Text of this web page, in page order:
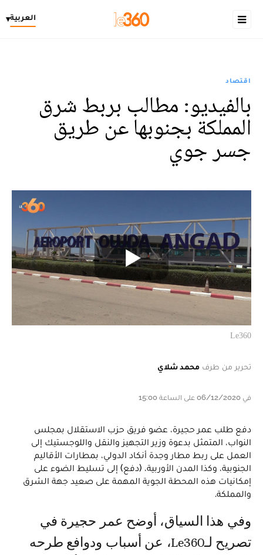
العربية▾
اقتصاد
بالفيديو: مطالب بربط شرق
المملكة بجنوبها عن طريق
جسر جوي
Le360
تحرير من طرف محمد شلاي
في 06/12/2020 على الساعة 15:00
دفع طلب عمر حجيرة، عضو فريق حزب الاستقلال بمجلس
النواب، المتمثل بدعوة وزير التجهيز والنقل واللوجستيك إلى
العمل على ربط مطار وجدة أنكاد الدولي، بمطارات الأقاليم
الجنوبية، وكذا المدن الأوربية، (دفع) إلى تسليط الضوء على
إمكانيات هذه المحطة الجوية المهمة على صعيد جهة الشرق
والمملكة.
وفي هذا السياق، أوضح عمر حجيرة في
تصريح لـLe360، عن أسباب ودوافع طرحه